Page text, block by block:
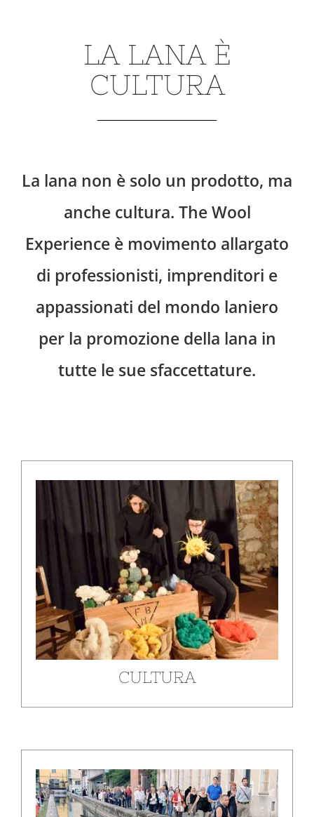
LA LANA È
CULTURA
La lana non è solo un prodotto, ma
anche cultura. The Wool
Experience è movimento allargato
di professionisti, imprenditori e
appassionati del mondo laniero
per la promozione della lana in
tutte le sue sfaccettature.
CULTURA
Spettacoli, esposizioni, didattica, laboratori e
performance per diffondere e promuovere la
cultura della lana!
SCOPRI DI PIÙ